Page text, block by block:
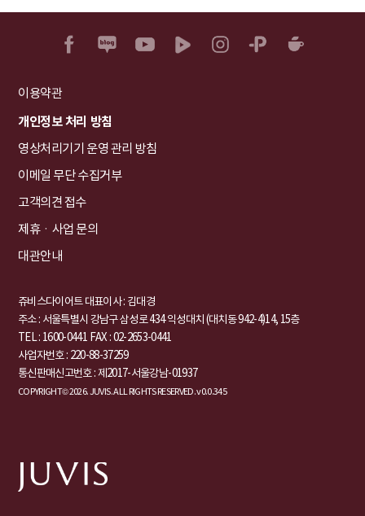
이용약관
개인정보 처리 방침
영상처리기기 운영 관리 방침
이메일 무단 수집거부
고객의견 접수
제휴ㆍ사업 문의
대관안내
쥬비스다이어트 대표이사 : 김대경
주소 : 서울특별시 강남구 삼성로 434 익성대치 (대치동 942-4)14, 15층
TEL : 1600-0441 FAX : 02-2653-0441
사업자번호 : 220-88-37259
통신판매신고번호 : 제2017-서울강남-01937
COPYRIGHT© 2026. JUVIS. ALL RIGHTS RESERVED. v0.0.345